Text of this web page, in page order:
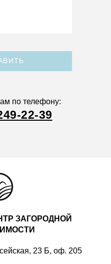
по телефону:
22-39
ЗАГОРОДНОЙ
23 Б, оф. 205